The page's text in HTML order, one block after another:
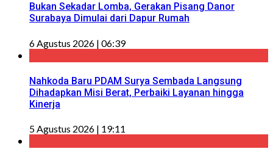
Bukan Sekadar Lomba, Gerakan Pisang Danor
Surabaya Dimulai dari Dapur Rumah
6 Agustus 2026 | 06:39
Nahkoda Baru PDAM Surya Sembada Langsung
Dihadapkan Misi Berat, Perbaiki Layanan hingga
Kinerja
5 Agustus 2026 | 19:11